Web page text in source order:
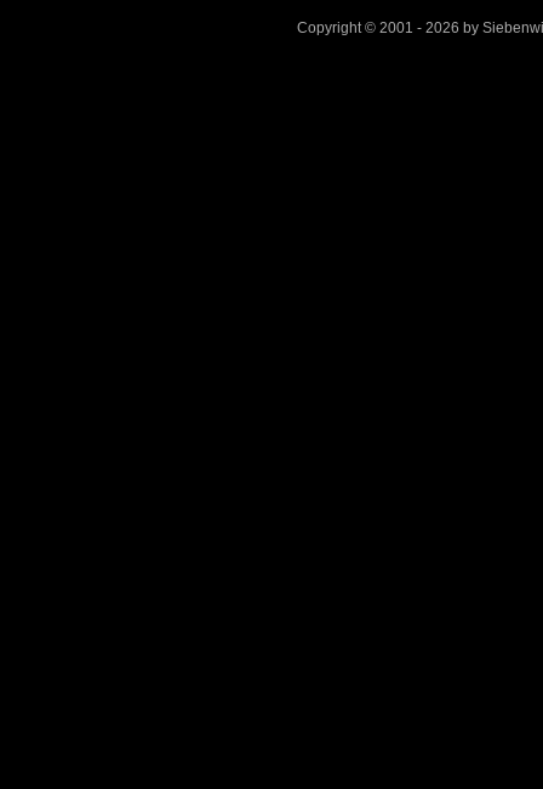
Copyright © 2001 - 2026 by